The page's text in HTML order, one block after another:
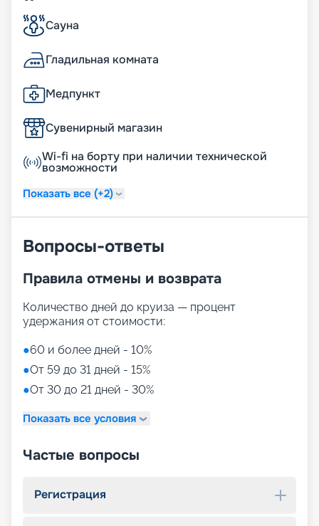
Сауна
Гладильная комната
Медпункт
Сувенирный магазин
Wi-fi на борту при наличии технической
возможности
Показать все (+2)
Вопросы-ответы
Правила отмены и возврата
Количество дней до круиза — процент
удержания от стоимости:
●60 и более дней - 10%
●От 59 до 31 дней - 15%
●От 30 до 21 дней - 30%
Показать все условия
Частые вопросы
Регистрация